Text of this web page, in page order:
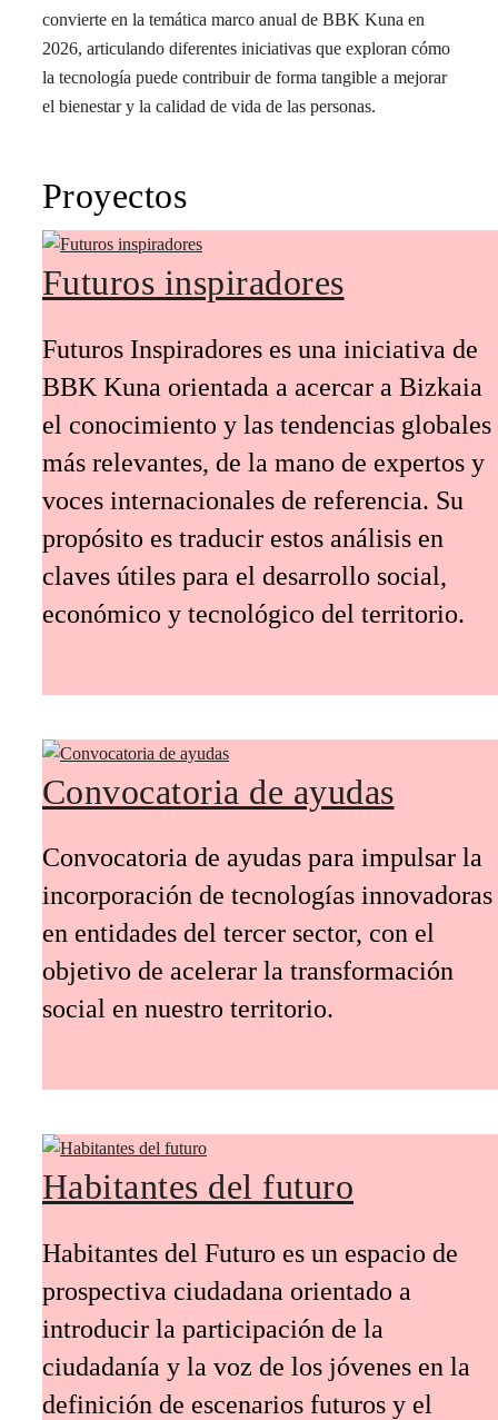
convierte en la temática marco anual de BBK Kuna en
2026, articulando diferentes iniciativas que exploran cómo
la tecnología puede contribuir de forma tangible a mejorar
el bienestar y la calidad de vida de las personas.
Proyectos
Futuros inspiradores
Futuros Inspiradores es una iniciativa de
BBK Kuna orientada a acercar a Bizkaia
el conocimiento y las tendencias globales
más relevantes, de la mano de expertos y
voces internacionales de referencia. Su
propósito es traducir estos análisis en
claves útiles para el desarrollo social,
económico y tecnológico del territorio.
Convocatoria de ayudas
Convocatoria de ayudas para impulsar la
incorporación de tecnologías innovadoras
en entidades del tercer sector, con el
objetivo de acelerar la transformación
social en nuestro territorio.
Habitantes del futuro
Habitantes del Futuro es un espacio de
prospectiva ciudadana orientado a
introducir la participación de la
ciudadanía y la voz de los jóvenes en la
definición de escenarios futuros y el